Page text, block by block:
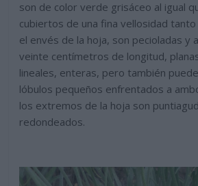
son de color verde grisáceo al igual
cubiertos de una fina vellosidad
el envés de la hoja, son pecioladas y
veinte centímetros de longitud,
lineales, enteras, pero también
lóbulos pequeños enfrentados a
los extremos de la hoja son
redondeados.